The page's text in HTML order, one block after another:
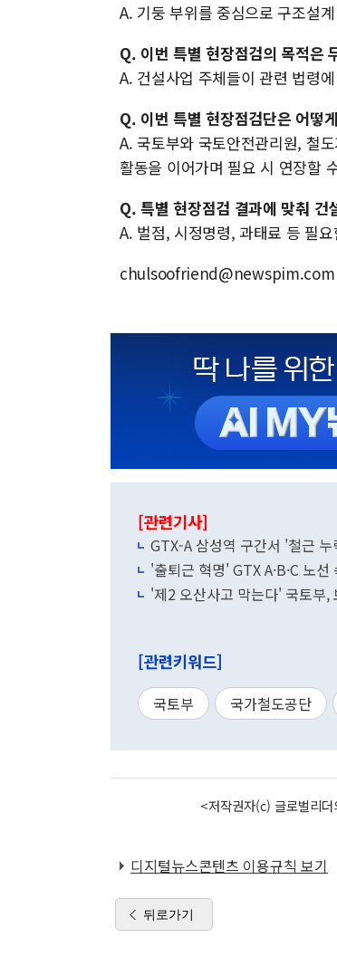
A. 기둥 부위를 중심으로 구조설
Q. 이번 특별 현장점검의 목적은
A. 건설사업 주체들이 관련 법령
Q. 이번 특별 현장점검단은 어떻
A. 국토부와 국토안전관리원, 철
활동을 이어가며 필요 시 연장할
Q. 특별 현장점검 결과에 맞춰 건
A. 벌점, 시정명령, 과태료 등 필
chulsoofriend@newspim.com
[관련기사]
GTX-A 삼성역 구간서 '철근
'출퇴근 혁명' GTX A·B·C 노
'제2 오산사고 막는다' 국토부,
[관련키워드]
국토부 국가철도공단
<저작권자(c) 글로벌리
디지털뉴스콘텐츠 이용규칙 보기
뒤로가기